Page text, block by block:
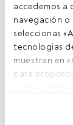
accedemos a
navegación
seleccionas
tecnologías
muestran en
para
anuncios